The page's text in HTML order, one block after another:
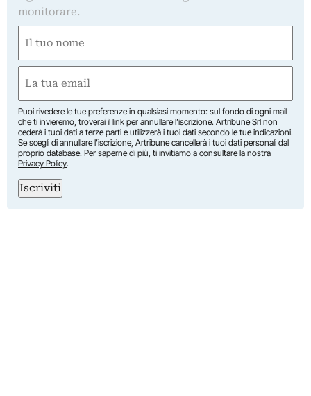
monitorare.
(Obbligatorio)
Nome
(Obbligatorio)
Puoi rivedere le tue preferenze in qualsiasi momento: sul fondo di ogni mail
che ti invieremo, troverai il link per annullare l’iscrizione. Artribune Srl non
cederà i tuoi dati a terze parti e utilizzerà i tuoi dati secondo le tue indicazioni.
Se scegli di annullare l’iscrizione, Artribune cancellerà i tuoi dati personali dal
proprio database. Per saperne di più, ti invitiamo a consultare la nostra
Privacy Policy.
Iscriviti